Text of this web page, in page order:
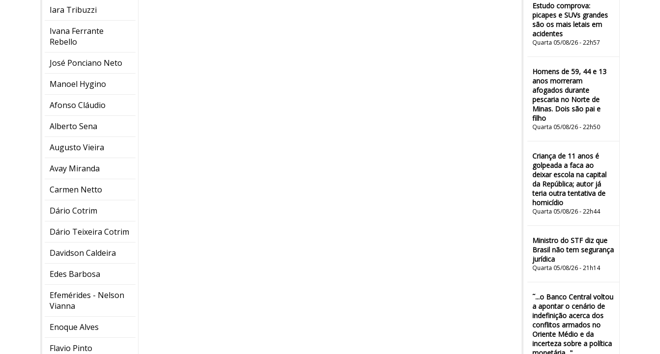
Iara Tribuzzi
Ivana Ferrante
Rebello
José Ponciano Neto
Manoel Hygino
Afonso Cláudio
Alberto Sena
Augusto Vieira
Avay Miranda
Carmen Netto
Dário Cotrim
Dário Teixeira Cotrim
Davidson Caldeira
Edes Barbosa
Efemérides - Nelson
Vianna
Enoque Alves
Flavio Pinto
Estudo comprova:
picapes e SUVs grandes
são os mais letais em
acidentes
Quarta 05/08/26 - 22h57
Homens de 59, 44 e 13
anos morreram
afogados durante
pescaria no Norte de
Minas. Dois são pai e
filho
Quarta 05/08/26 - 22h50
Criança de 11 anos é
golpeada a faca ao
deixar escola na capital
da República; autor já
teria outra tentativa de
homicídio
Quarta 05/08/26 - 22h44
Ministro do STF diz que
Brasil não tem segurança
jurídica
Quarta 05/08/26 - 21h14
˜...o Banco Central voltou
a apontar o cenário de
indefinição acerca dos
conflitos armados no
Oriente Médio e da
incerteza sobre a política